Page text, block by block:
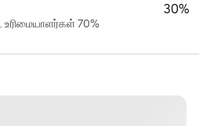
உரிமையாளர்கள் 70%
30%